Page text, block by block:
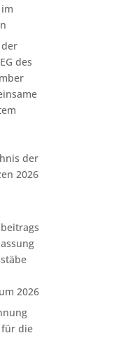
des
der
2026
2026
für die